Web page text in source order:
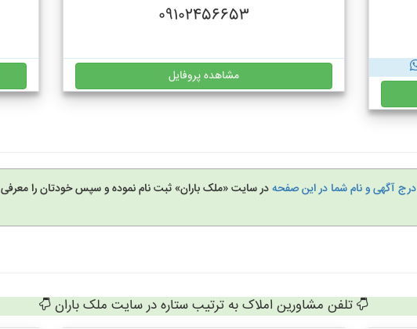
09102456653
مشاهده پروفایل
درج آگهی و نام شما در این صفحهدر سایت «ملک باران» ثبت نام نموده و سپس خودتان را معرفی
تلفن مشاورین املاک به ترتیب ستاره در سایت ملک باران